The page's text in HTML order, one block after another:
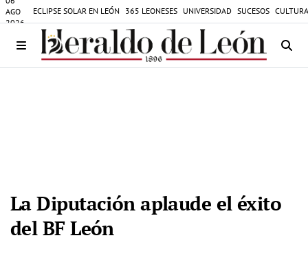
AGO
2026
ECLIPSE SOLAR EN LEÓN 365 LEONESES UNIVERSIDAD SUCESOS
La Diputación aplaude el éxito
del BF León